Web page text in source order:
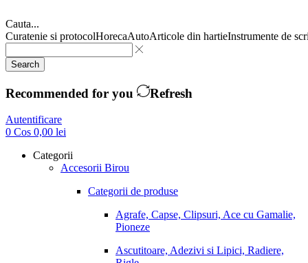
Cauta...
Curatenie si protocolHorecaAutoArticole din hartieInstrumente de
Search
Recommended for you Refresh
Autentificare
0 Cos 0,00 lei
Categorii
Accesorii Birou
Categorii de produse
Agrafe, Capse, Clipsuri, Ace cu Gamalie,
Pioneze
Ascutitoare, Adezivi si Lipici, Radiere,